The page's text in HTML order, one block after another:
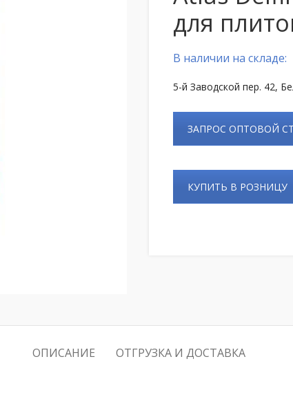
для
В наличии на складе:
5-й Заводской пер. 42,
ЗАПРОС ОПТОВОЙ
КУПИТЬ В РОЗНИЦУ
ОПИСАНИЕ ОТГРУЗКА И ДОСТАВКА